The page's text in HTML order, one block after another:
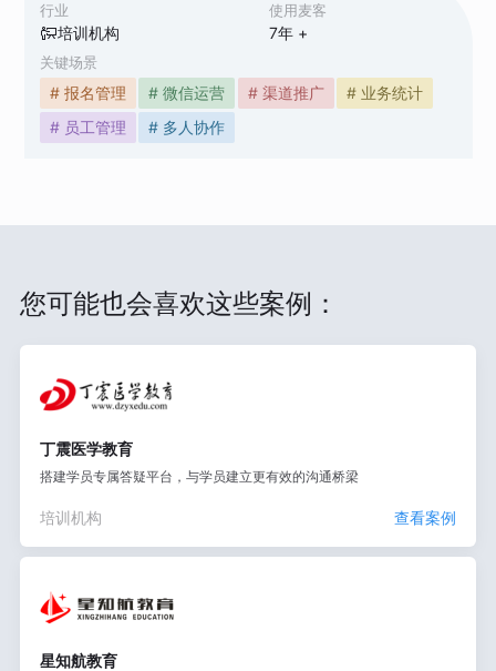
行业
培训机构
使用麦客
7年 +
关键场景
# 报名管理 # 微信运营 # 渠道推广
# 业务统计
# 员工管理
# 多人协作
您可能也会喜欢这些案例：
丁震医学教育
搭建学员专属答疑平台，与学员建立更有效的沟通桥梁
培训机构 查看案例
星知航教育